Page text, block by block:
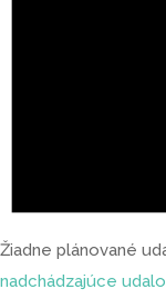
Žiadne plánované
nadchádzajúce